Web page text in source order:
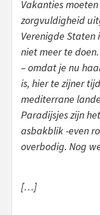
Vakanties
zorgvuldigheid
Verenigde Staten
niet meer te
– omdat je nu
is, hier te zijner
mediterrane
Paradijsjes zijn
asbakblik -even
overbodig. Nog
[…]